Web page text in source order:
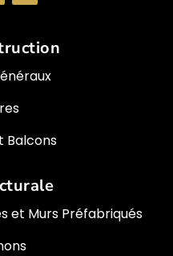
Balcons
et Murs Préfabriqués